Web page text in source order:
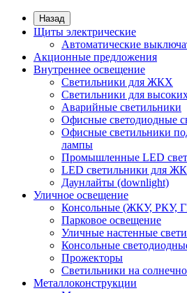
Назад
Щиты электрические
Автоматические
Акционные предложения
Внутреннее освещение
Светильники для ЖКХ
Светильники для
Аварийные светильники
Офисные светодиодные
Офисные светильники
лампы
Промышленные LED
LED светильники для
Даунлайты (downlight)
Уличное освещение
Консольные (ЖКУ, РКУ,
Парковое освещение
Уличные настенные
Консольные
Прожекторы
Светильники на
Металлоконструкции